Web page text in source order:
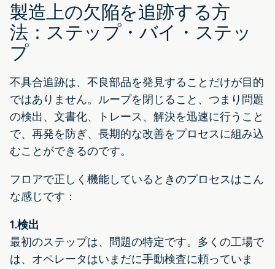
製造上の欠陥を追跡する方
法：ステップ・バイ・ステッ
プ
不具合追跡は、不良部品を発見することだけが目的
ではありません。ループを閉じること、つまり問題
の検出、文書化、トレース、解決を迅速に行うこと
で、再発を防ぎ、長期的な改善をプロセスに組み込
むことができるのです。
フロアで正しく機能しているときのプロセスはこん
な感じです：
1.検出
最初のステップは、問題の特定です。多くの工場で
は、オペレータはいまだに手動検査に頼っていま